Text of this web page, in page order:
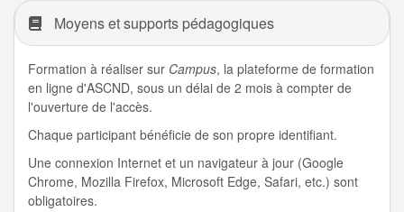
Moyens et supports pédagogiques
Formation à réaliser sur Campus, la plateforme de formation
en ligne d'ASCND, sous un délai de 2 mois à compter de
l'ouverture de l'accès.
Chaque participant bénéficie de son propre identifiant.
Une connexion Internet et un navigateur à jour (Google
Chrome, Mozilla Firefox, Microsoft Edge, Safari, etc.) sont
obligatoires.